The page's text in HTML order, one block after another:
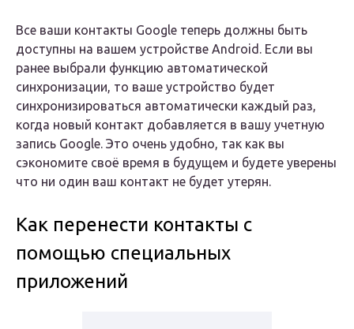
Все ваши контакты Google теперь должны быть
доступны на вашем устройстве Android. Если вы
ранее выбрали функцию автоматической
синхронизации, то ваше устройство будет
синхронизироваться автоматически каждый раз,
когда новый контакт добавляется в вашу учетную
запись Google. Это очень удобно, так как вы
сэкономите своё время в будущем и будете уверены
что ни один ваш контакт не будет утерян.
Как перенести контакты с
помощью специальных
приложений